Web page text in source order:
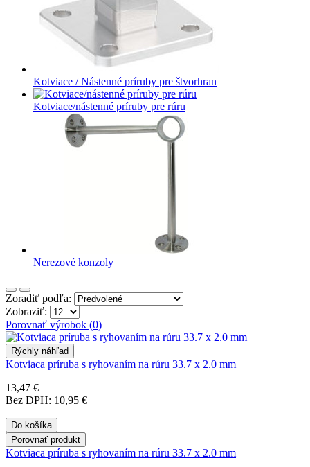
Kotviace / Nástenné príruby pre štvorhran
Kotviace/nástenné príruby pre rúru
Nerezové konzoly
Zoradiť podľa:
Zobraziť:
Porovnať výrobok (0)
Rýchly náhľad
Kotviaca príruba s ryhovaním na rúru 33.7 x 2.0 mm
13,47 €
Bez DPH: 10,95 €
Do košíka
Porovnať produkt
Kotviaca príruba s ryhovaním na rúru 33.7 x 2.0 mm